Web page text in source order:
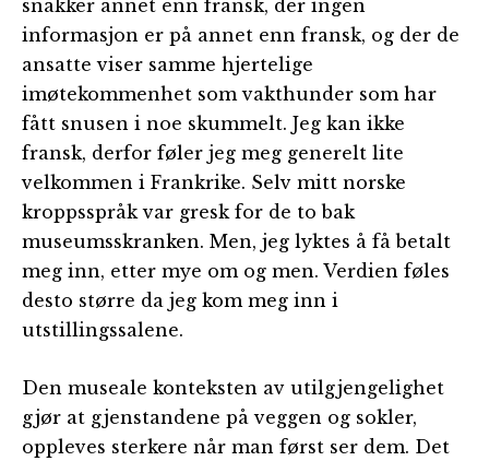
snakker annet enn fransk, der ingen
informasjon er på annet enn fransk, og der de
ansatte viser samme hjertelige
imøtekommenhet som vakthunder som har
fått snusen i noe skummelt. Jeg kan ikke
fransk, derfor føler jeg meg generelt lite
velkommen i Frankrike. Selv mitt norske
kroppsspråk var gresk for de to bak
museumsskranken. Men, jeg lyktes å få betalt
meg inn, etter mye om og men. Verdien føles
desto større da jeg kom meg inn i
utstillingssalene.
Den museale konteksten av utilgjengelighet
gjør at gjenstandene på veggen og sokler,
oppleves sterkere når man først ser dem. Det